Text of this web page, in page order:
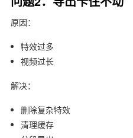
原因：
特效过多
视频过长
解决：
删除复杂特效
清理缓存